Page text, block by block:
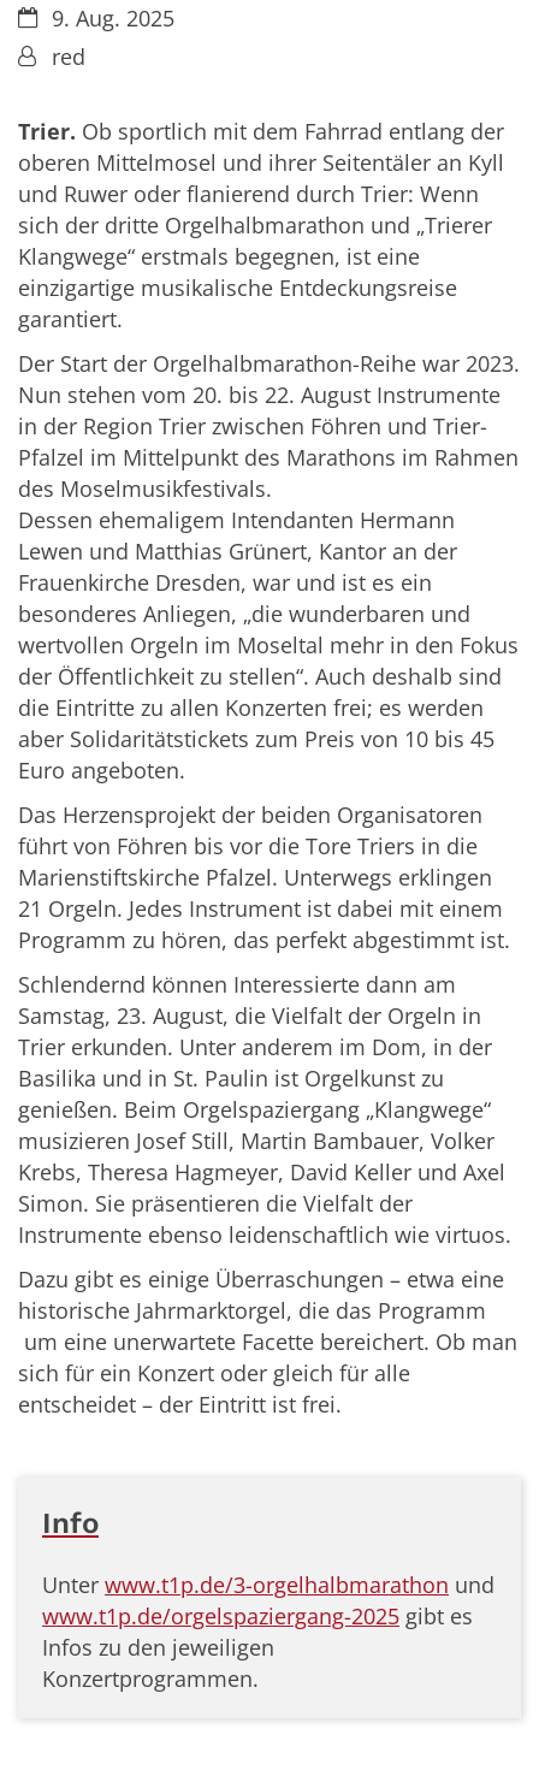
Datum:9. Aug. 2025
Von:red
Trier. Ob sportlich mit dem Fahrrad entlang der
oberen Mittelmosel und ihrer Seitentäler an Kyll
und Ruwer oder flanierend durch Trier: Wenn
sich der dritte Orgelhalbmarathon und „Trierer
Klangwege“ erstmals begegnen, ist eine
einzigartige musikalische Entdeckungsreise
garantiert.
Der Start der Orgelhalbmarathon-Reihe war 2023.
Nun stehen vom 20. bis 22. August Instrumente
in der Region Trier zwischen Föhren und Trier-
Pfalzel im Mittelpunkt des Marathons im Rahmen
des Moselmusikfestivals.
Dessen ehemaligem Intendanten Hermann
Lewen und Matthias Grünert, Kantor an der
Frauenkirche Dresden, war und ist es ein
besonderes Anliegen, „die wunderbaren und
wertvollen Orgeln im Moseltal mehr in den Fokus
der Öffentlichkeit zu stellen“. Auch deshalb sind
die Eintritte zu allen Konzerten frei; es werden
aber Solidaritätstickets zum Preis von 10 bis 45
Euro angeboten.
Das Herzensprojekt der beiden Organisatoren
führt von Föhren bis vor die Tore Triers in die
Marienstiftskirche Pfalzel. Unterwegs erklingen
21 Orgeln. Jedes Instrument ist dabei mit einem
Programm zu hören, das perfekt abgestimmt ist.
Schlendernd können Interessierte dann am
Samstag, 23. August, die Vielfalt der Orgeln in
Trier erkunden. Unter anderem im Dom, in der
Basilika und in St. Paulin ist Orgelkunst zu
genießen. Beim Orgelspaziergang „Klangwege“
musizieren Josef Still, Martin Bambauer, Volker
Krebs, Theresa Hagmeyer, David Keller und Axel
Simon. Sie präsentieren die Vielfalt der
Instrumente ebenso leidenschaftlich wie virtuos.
Dazu gibt es einige Überraschungen – etwa eine
historische Jahrmarktorgel, die das Programm
um eine unerwartete Facette bereichert. Ob man
sich für ein Konzert oder gleich für alle
entscheidet – der Eintritt ist frei.
Info
Unter www.t1p.de/3-orgelhalbmarathon und
www.t1p.de/orgelspaziergang-2025 gibt es
Infos zu den jeweiligen
Konzertprogrammen.